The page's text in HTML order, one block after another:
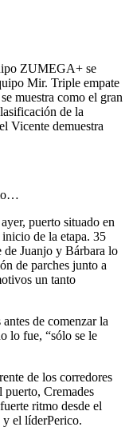
ZUMEGA+ se
Mir. Triple empate
muestra como el gran
de la
Vicente demuestra
puerto situado en
de la etapa. 35
de Juanjo y Bárbara lo
de parches junto a
un tanto
de comenzar la
lo fue, “sólo se le
de los corredores
puerto, Cremades
ritmo desde el
el líderPerico.